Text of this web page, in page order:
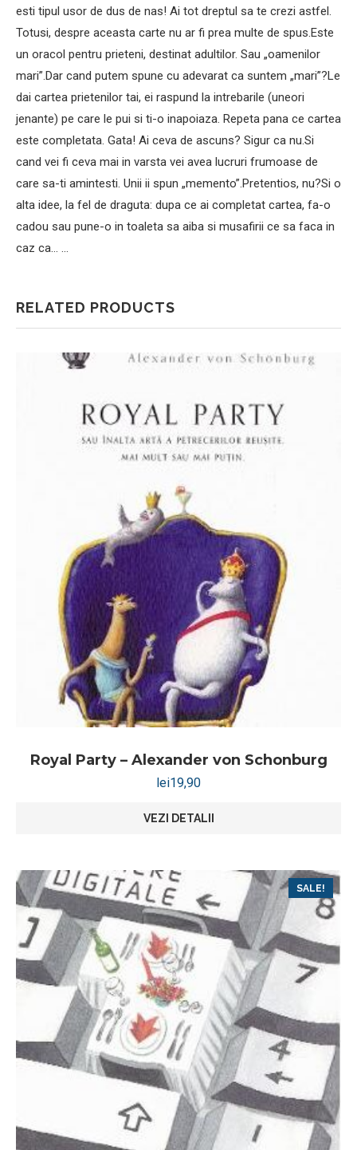
esti tipul usor de dus de nas! Ai tot dreptul sa te crezi astfel.
Totusi, despre aceasta carte nu ar fi prea multe de spus.Este
un oracol pentru prieteni, destinat adultilor. Sau „oamenilor
mari”.Dar cand putem spune cu adevarat ca suntem „mari”?Le
dai cartea prietenilor tai, ei raspund la intrebarile (uneori
jenante) pe care le pui si ti-o inapoiaza. Repeta pana ce cartea
este completata. Gata! Ai ceva de ascuns? Sigur ca nu.Si
cand vei fi ceva mai in varsta vei avea lucruri frumoase de
care sa-ti amintesti. Unii ii spun „memento”.Pretentios, nu?Si o
alta idee, la fel de draguta: dupa ce ai completat cartea, fa-o
cadou sau pune-o in toaleta sa aiba si musafirii ce sa faca in
caz ca… …
RELATED PRODUCTS
Royal Party – Alexander von Schonburg
lei19,90
VEZI DETALII
SALE!